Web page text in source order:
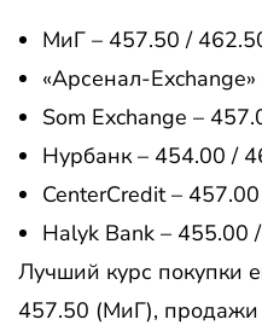
МиГ – 457.50 /
«Арсенал-
Som Exchange –
Нурбанк – 454.00 /
CenterCredit –
Halyk Bank – 455.00
Лучший курс покупки
457.50 (МиГ), продажи